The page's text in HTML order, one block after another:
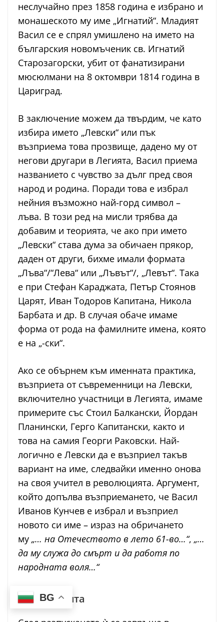
неслучайно през 1858 година е избрано и
монашеското му име „Игнатий“. Младият
Васил се е спрял умишлено на името на
българския новомъченик св. Игнатий
Старозагорски, убит от фанатизирани
мюсюлмани на 8 октомври 1814 година в
Цариград.
В заключение можем да твърдим, че като
избира името „Левски“ или пък
възприема това прозвище, дадено му от
негови другари в Легията, Васил приема
названието с чувство за дълг пред своя
народ и родина. Поради това е избрал
нейния възможно най-горд символ –
лъва. В този ред на мисли трябва да
добавим и теорията, че ако при името
„Левски“ става дума за обичаен прякор,
даден от други, бихме имали формата
„Лъва“/“Лева“ или „Лъвът“/, „Левът“. Така
е при Стефан Караджата, Петър Стоянов
Царят, Иван Тодоров Капитана, Никола
Барбата и др. В случая обаче имаме
форма от рода на фамилните имена, която
е на „-ски“.
Ако се обърнем към именната практика,
възприета от съвременници на Левски,
включително участници в Легията, имаме
примерите със Стоил Балкански, Йордан
Планински, Герго Капитански, както и
това на самия Георги Раковски. Най-
логично е Левски да е възприел такъв
вариант на име, следвайки именно онова
на своя учител в революцията. Аргумент,
който допълва възприемането, че Васил
Иванов Кунчев е избрал и възприел
новото си име – израз на обричането
му „… на Отечеството в лето 61-во…“, „…
да му служа до смърт и да работя по
народната воля…“
След легията
BG